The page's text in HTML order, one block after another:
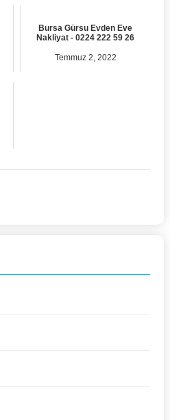
Bursa Gürsu Evden Eve
Nakliyat - 0224 222 59 26
Temmuz 2, 2022